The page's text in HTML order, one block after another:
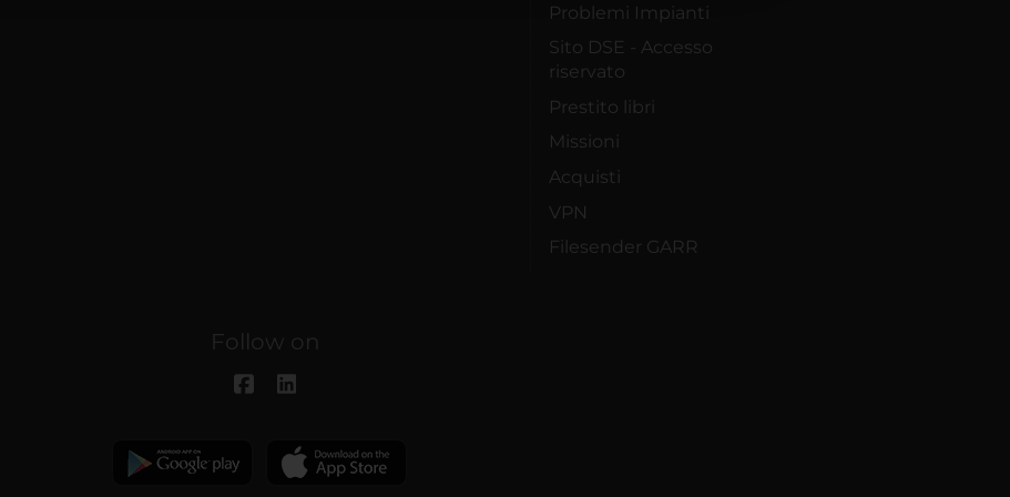
Problemi Impianti
Sito DSE - Accesso
riservato
Prestito libri
Missioni
Acquisti
VPN
Filesender GARR
Follow on